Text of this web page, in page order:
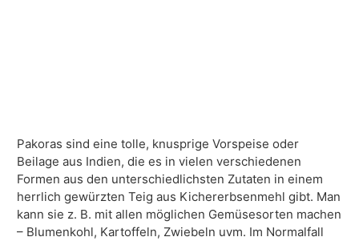
Pakoras sind eine tolle, knusprige Vorspeise oder
Beilage aus Indien, die es in vielen verschiedenen
Formen aus den unterschiedlichsten Zutaten in einem
herrlich gewürzten Teig aus Kichererbsenmehl gibt. Man
kann sie z. B. mit allen möglichen Gemüsesorten machen
– Blumenkohl, Kartoffeln, Zwiebeln uvm. Im Normalfall